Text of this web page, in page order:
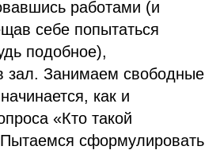
работами (и
себе попытаться
подобное),
зал. Занимаем свободные
как и
«Кто такой
сформулировать